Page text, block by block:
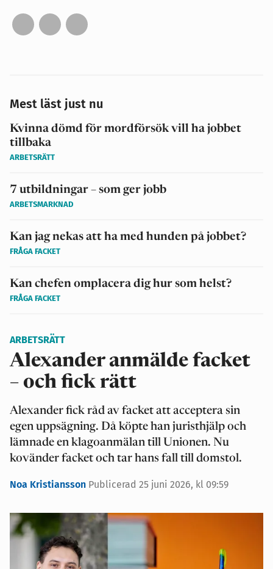
Mest läst just nu
Kvinna dömd för mordförsök vill ha jobbet
tillbaka
ARBETSRÄTT
7 utbildningar – som ger jobb
ARBETSMARKNAD
Kan jag nekas att ha med hunden på jobbet?
FRÅGA FACKET
Kan chefen omplacera dig hur som helst?
FRÅGA FACKET
ARBETSRÄTT
Alexander anmälde facket
– och fick rätt
Alexander fick råd av facket att acceptera sin
egen uppsägning. Då köpte han juristhjälp och
lämnade en klagoanmälan till Unionen. Nu
kovänder facket och tar hans fall till domstol.
Noa Kristiansson Publicerad 25 juni 2026, kl 09:59